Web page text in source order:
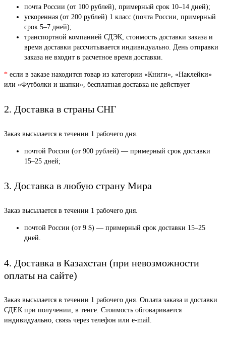
почта России (от 100 рублей), примерный срок 10–14 дней);
ускоренная (от 200 рублей) 1 класс (почта России, примерный
срок 5–7 дней);
транспортной компанией СДЭК, стоимость доставки заказа и
время доставки рассчитывается индивидуально. День отправки
заказа не входит в расчетное время доставки.
* если в заказе находится товар из категории «Книги», «Наклейки»
или «Футболки и шапки», бесплатная доставка не действует
2. Доставка в страны СНГ
Заказ высылается в течении 1 рабочего дня.
почтой России (от 900 рублей) — примерный срок доставки
15–25 дней;
3. Доставка в любую страну Мира
Заказ высылается в течении 1 рабочего дня.
почтой России (от 9 $) — примерный срок доставки 15–25
дней.
4. Доставка в Казахстан (при невозможности
оплаты на сайте)
Заказ высылается в течении 1 рабочего дня. Оплата заказа и доставки
СДЕК при получении, в тенге. Стоимость обговаривается
индивидуально, связь через телефон или e-mail.